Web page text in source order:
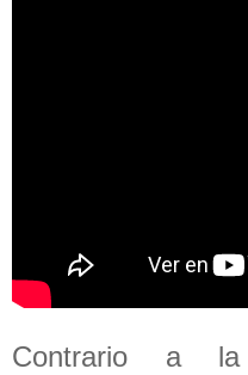
Contrario a